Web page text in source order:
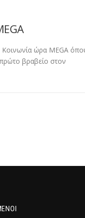
ώρα MEGA
βραβείο στον